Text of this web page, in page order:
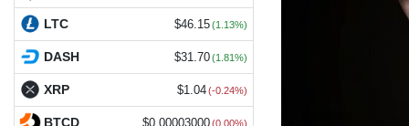
LTC $46.15 (1.13%)
DASH $31.70 (1.81%)
XRP $1.04 (-0.24%)
BTCD $0.00003000 (0.00%)